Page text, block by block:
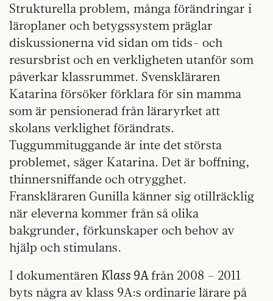
Strukturella problem, många förändringar i
läroplaner och betygssystem präglar
diskussionerna vid sidan om tids- och
resursbrist och en verkligheten utanför som
påverkar klassrummet. Svenskläraren
Katarina försöker förklara för sin mamma
som är pensionerad från läraryrket att
skolans verklighet förändrats.
Tuggummituggande är inte det största
problemet, säger Katarina. Det är boffning,
thinnersniffande och otrygghet.
Franskläraren Gunilla känner sig otillräcklig
när eleverna kommer från så olika
bakgrunder, förkunskaper och behov av
hjälp och stimulans.
I dokumentären Klass 9Afrån 2008 – 2011
byts några av klass 9A:s ordinarie lärare på